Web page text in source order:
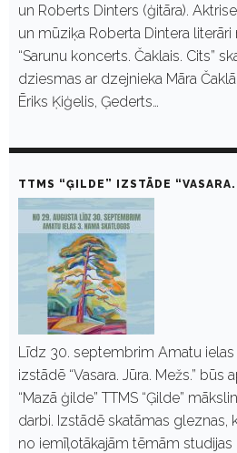
un Roberts Dinters (ģitāra).
un mūziķa Roberta Dintera
“Sarunu koncerts. Čaklais. Cits”
dziesmas ar dzejnieka Māra
Ēriks Ķiģelis, Ģederts…
TTMS “ĢILDE” IZSTĀDE
Līdz 30. septembrim Amatu
izstādē “Vasara. Jūra. Mežs.” būs
“Mazā ģilde” TTMS “Ģilde”
darbi. Izstādē skatāmas gleznas,
no iemīļotākajām tēmām